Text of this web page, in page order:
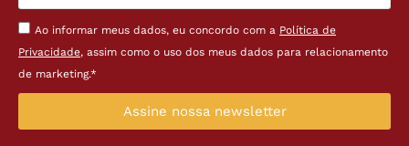
Ao informar meus dados, eu concordo com a Política de
Privacidade, assim como o uso dos meus dados para relacionamento
de marketing.*
Assine nossa newsletter